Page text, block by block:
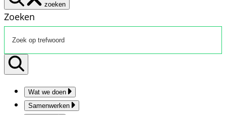
zoeken
Zoeken
Wat we doen
Samenwerken